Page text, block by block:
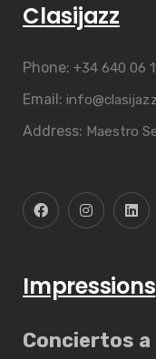
Clasijazz
Phone: +34 640 06
Email:
Address: Maestro
Impressions
Conciertos a